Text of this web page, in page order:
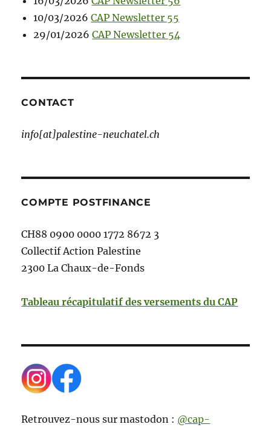
10/03/2026 CAP Newsletter 55
29/01/2026 CAP Newsletter 54
CONTACT
info[at]palestine-neuchatel.ch
COMPTE POSTFINANCE
CH88 0900 0000 1772 8672 3
Collectif Action Palestine
2300 La Chaux-de-Fonds
Tableau récapitulatif des versements du CAP
Retrouvez-nous sur mastodon : @cap-